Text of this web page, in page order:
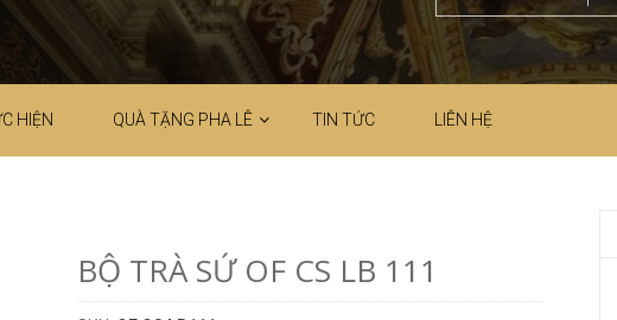
HIỆN QUÀ TẶNG PHA LÊ TIN TỨC LIÊN HỆ
BỘ TRÀ SỨ ​OF CS LB 111